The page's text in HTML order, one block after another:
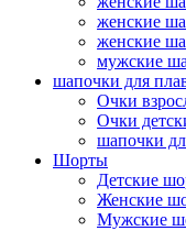
женские
женские
мужские
шапочки для
Очки
Очки
шапочки
Шорты
Детские
Женские
Мужские